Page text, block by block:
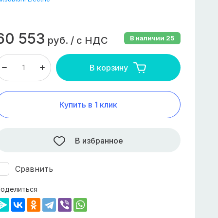
В наличии 25
553 руб. / с НДС
В корзину
Купить в 1 клик
Сравнить
В избранное